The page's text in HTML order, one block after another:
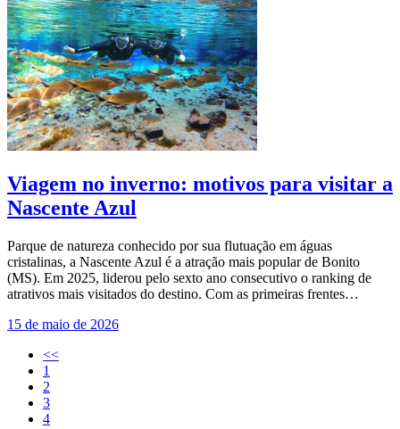
Viagem no inverno: motivos para visitar a
Nascente Azul
Parque de natureza conhecido por sua flutuação em águas
cristalinas, a Nascente Azul é a atração mais popular de Bonito
(MS). Em 2025, liderou pelo sexto ano consecutivo o ranking de
atrativos mais visitados do destino. Com as primeiras frentes…
15 de maio de 2026
<<
1
2
3
4